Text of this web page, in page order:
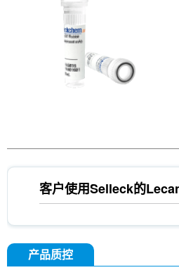
客户使用Selleck的
产品质控